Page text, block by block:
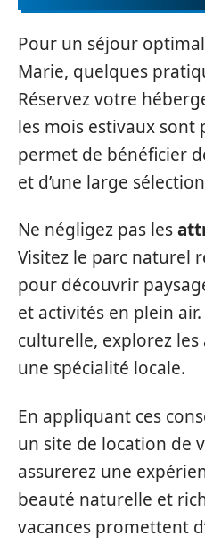
Pour un séjour
Marie, quelques
Réservez votre
les mois estivaux sont
permet de bénéficier
et d’une large
Ne négligez pas les
Visitez le parc naturel
pour découvrir
et activités en plein
culturelle, explorez
une spécialité locale.
En appliquant ces
un site de location de
assurerez une
beauté naturelle et
vacances promettent